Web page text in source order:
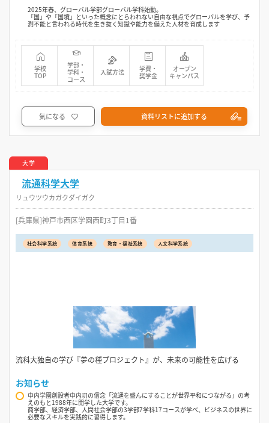
2025年春、グローバル学部グローバル学科始動。
「国」や「国境」といった概念にとらわれない自由な視点でグローバルを学び、予
測不能と言われる時代を生き抜く知識や能力を備えた人材を育成します
学校
TOP
学部・
学科・
コース
入試方法
学費・
奨学金
オープン
キャンパス
気になる 資料リストに追加する
大学
流通科学大学
リュウツウカガクダイガク
[兵庫県]神戸市西区学園西町3丁目1番
社会科学系統 体育系統 教育・福祉系統 人文科学系統
流科大独自の学び『夢の種プロジェクト』が、未来の可能性を広げる
お知らせ
中内学園創設者中内㓛の信念「流通を盛んにすることが世界平和につながる」の考
えのもと1988年に開学した大学です。
商学部、経済学部、人間社会学部の3学部7学科17コースが学べ、ビジネスの世界に
必要なスキルを実践的に習得します。